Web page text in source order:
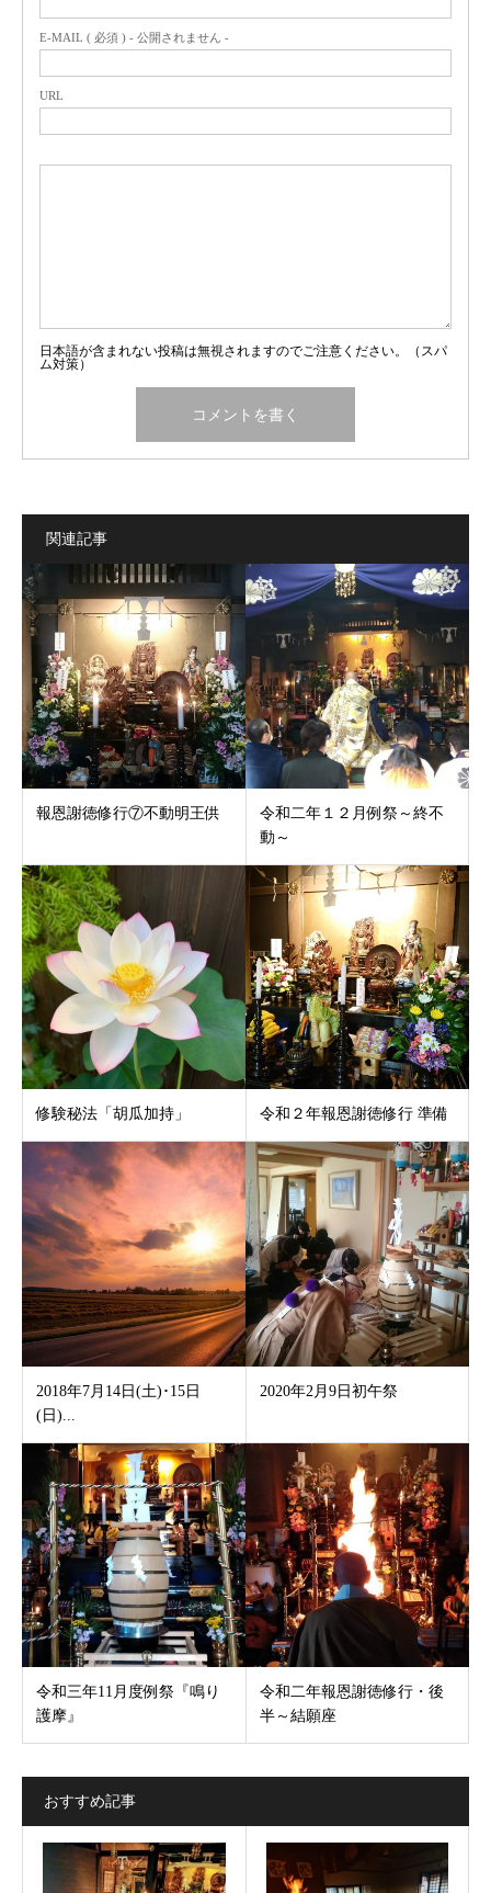
E-MAIL ( 必須 ) - 公開されません -
URL
日本語が含まれない投稿は無視されますのでご注意ください。（スパ
ム対策）
関連記事
報恩謝徳修行⑦不動明王供
令和二年１２月例祭～終不
動～
修験秘法「胡瓜加持」 令和２年報恩謝徳修行 準備
2018年7月14日(土)･15日
(日)...
2020年2月9日初午祭
令和三年11月度例祭『鳴り
護摩』
令和二年報恩謝徳修行・後
半～結願座
おすすめ記事